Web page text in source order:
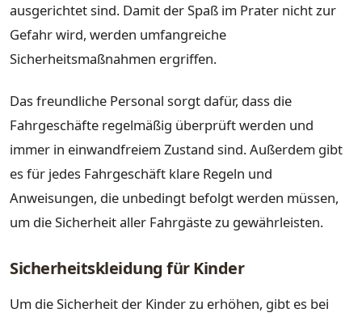
ausgerichtet sind. Damit der Spaß im Prater nicht zur
Gefahr wird, werden umfangreiche
Sicherheitsmaßnahmen ergriffen.
Das freundliche Personal sorgt dafür, dass die
Fahrgeschäfte regelmäßig überprüft werden und
immer in einwandfreiem Zustand sind. Außerdem gibt
es für jedes Fahrgeschäft klare Regeln und
Anweisungen, die unbedingt befolgt werden müssen,
um die Sicherheit aller Fahrgäste zu gewährleisten.
Sicherheitskleidung für Kinder
Um die Sicherheit der Kinder zu erhöhen, gibt es bei